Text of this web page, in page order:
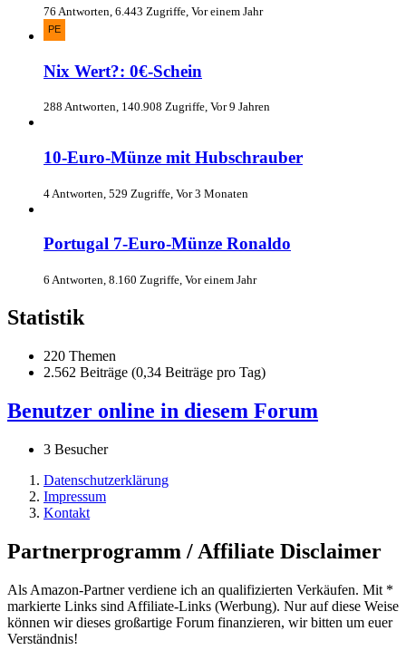
76 Antworten, 6.443 Zugriffe, Vor einem Jahr
Nix Wert?: 0€-Schein
288 Antworten, 140.908 Zugriffe, Vor 9 Jahren
10-Euro-Münze mit Hubschrauber
4 Antworten, 529 Zugriffe, Vor 3 Monaten
Portugal 7-Euro-Münze Ronaldo
6 Antworten, 8.160 Zugriffe, Vor einem Jahr
Statistik
220 Themen
2.562 Beiträge (0,34 Beiträge pro Tag)
Benutzer online in diesem Forum
3 Besucher
Datenschutzerklärung
Impressum
Kontakt
Partnerprogramm / Affiliate Disclaimer
Als Amazon-Partner verdiene ich an qualifizierten Verkäufen. Mit *
markierte Links sind Affiliate-Links (Werbung). Nur auf diese Weise
können wir dieses großartige Forum finanzieren, wir bitten um euer
Verständnis!